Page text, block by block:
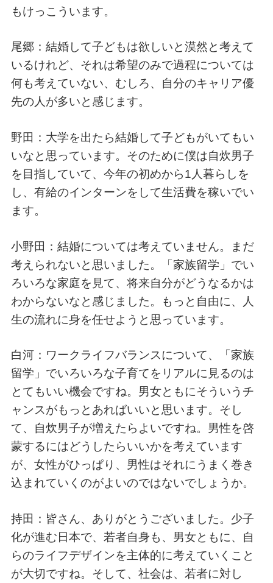
もけっこういます。
尾郷：結婚して子どもは欲しいと漠然と考えて
いるけれど、それは希望のみで過程については
何も考えていない、むしろ、自分のキャリア優
先の人が多いと感じます。
野田：大学を出たら結婚して子どもがいてもい
いなと思っています。そのために僕は自炊男子
を目指していて、今年の初めから1人暮らしを
し、有給のインターンをして生活費を稼いでい
ます。
小野田：結婚については考えていません。まだ
考えられないと思いました。「家族留学」でい
ろいろな家庭を見て、将来自分がどうなるかは
わからないなと感じました。もっと自由に、人
生の流れに身を任せようと思っています。
白河：ワークライフバランスについて、「家族
留学」でいろいろな子育てをリアルに見るのは
とてもいい機会ですね。男女ともにそういうチ
ャンスがもっとあればいいと思います。そし
て、自炊男子が増えたらよいですね。男性を啓
蒙するにはどうしたらいいかを考えています
が、女性がひっぱり、男性はそれにうまく巻き
込まれていくのがよいのではないでしょうか。
持田：皆さん、ありがとうございました。少子
化が進む日本で、若者自身も、男女ともに、自
らのライフデザインを主体的に考えていくこと
が大切ですね。そして、社会は、若者に対し